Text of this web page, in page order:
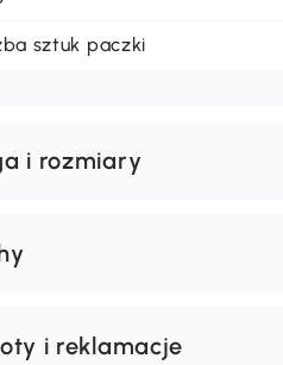
sztuk paczki
i rozmiary
i reklamacje